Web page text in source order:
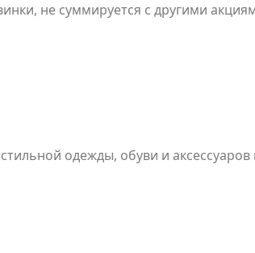
не суммируется с другими
одежды, обуви и аксессуаров
промокодами, а также не
предложение имеет ограниченный